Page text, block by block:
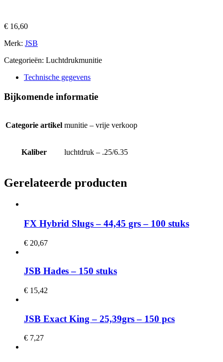
€ 16,60
Merk: JSB
Categorieën: Luchtdrukmunitie
Technische gegevens
Bijkomende informatie
Categorie artikel munitie – vrije verkoop
Kaliber luchtdruk – .25/6.35
Gerelateerde producten
FX Hybrid Slugs – 44,45 grs – 100 stuks
€ 20,67
JSB Hades – 150 stuks
€ 15,42
JSB Exact King – 25,39grs – 150 pcs
€ 7,27